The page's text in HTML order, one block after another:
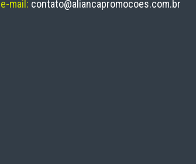
e-mail: contato@aliancapromocoes.com.br